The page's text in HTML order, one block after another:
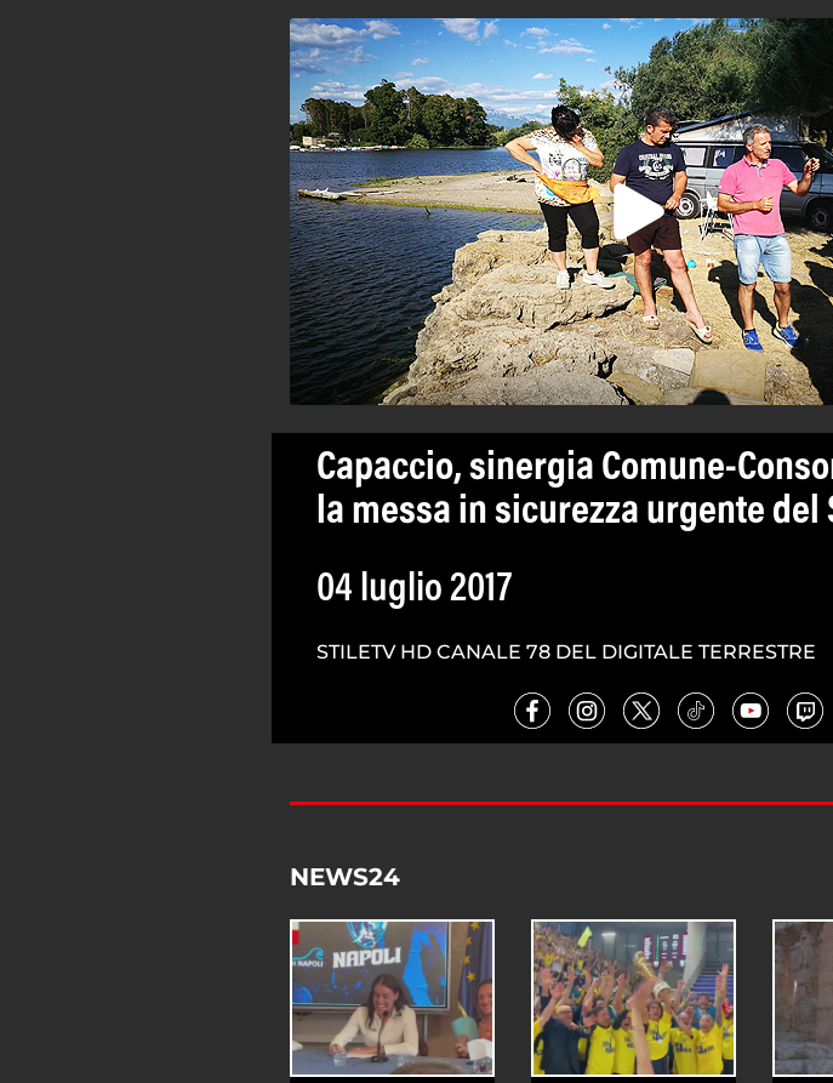
Capaccio, sinergia Comune-
la messa in sicurezza urgente del
04 luglio 2017
STILETV HD CANALE 78 DEL DIGITALE TERRESTRE
NEWS24